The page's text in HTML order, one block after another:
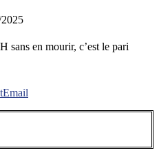
sans en mourir, c’est le pari
Email